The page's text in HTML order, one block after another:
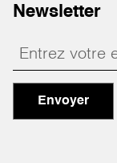
Newsletter
Envoyer